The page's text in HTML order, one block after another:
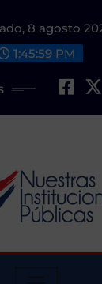
8 agosto
1:46:00 PM